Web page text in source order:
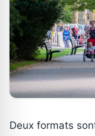
Deux formats